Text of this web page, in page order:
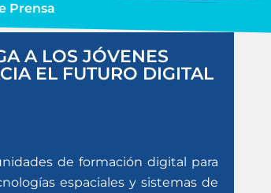
Prensa
A LOS JÓVENES
EL FUTURO DIGITAL
de formación digital para
espaciales y sistemas de